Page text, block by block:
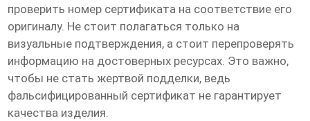
проверить номер сертификата на соответствие его
оригиналу. Не стоит полагаться только на
визуальные подтверждения, а стоит перепроверять
информацию на достоверных ресурсах. Это важно,
чтобы не стать жертвой подделки, ведь
фальсифицированный сертификат не гарантирует
качества изделия.